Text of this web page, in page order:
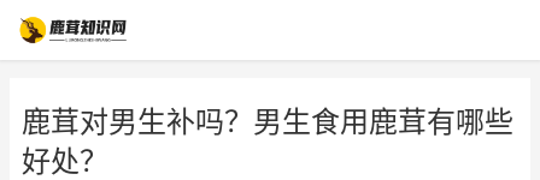
鹿茸对男生补吗？男生食用鹿茸有哪些
好处？